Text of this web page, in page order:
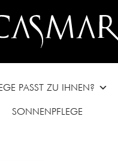
PASST ZU IHNEN?
SONNENPFLEGE